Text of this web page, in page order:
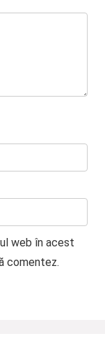
web în acest
comentez.